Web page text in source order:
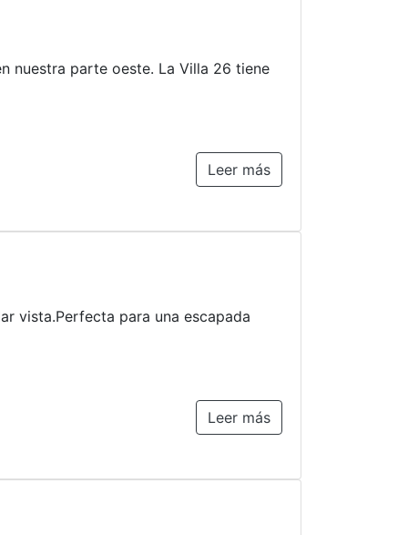
nuestra parte oeste. La Villa 26 tiene
Leer más
vista.Perfecta para una escapada
Leer más